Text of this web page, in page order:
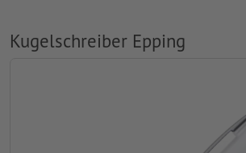
Kugelschreiber Epping